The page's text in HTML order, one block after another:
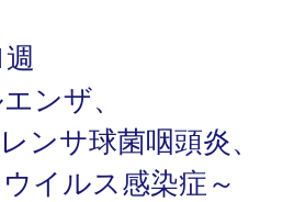
ンザ、
ンサ球菌咽頭炎、
イルス感染症～